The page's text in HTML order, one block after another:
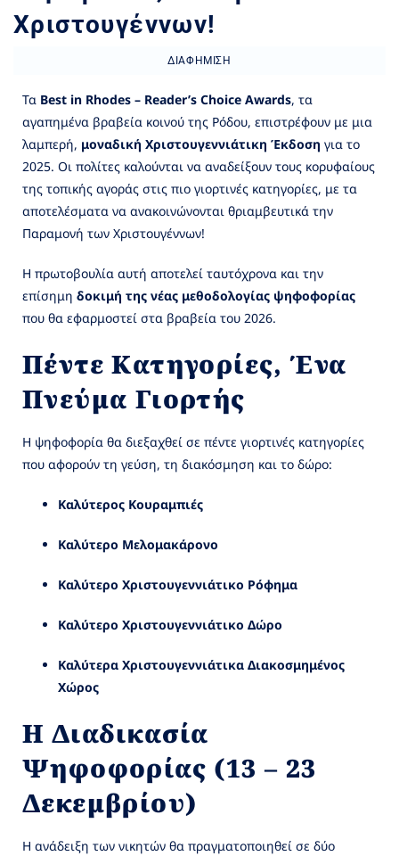
Χριστουγέννων!
ΔΙΑΦΉΜΙΣΗ
Τα Best in Rhodes – Reader’s Choice Awards, τα
αγαπημένα βραβεία κοινού της Ρόδου, επιστρέφουν με μια
λαμπερή, μοναδική Χριστουγεννιάτικη Έκδοση για το
2025. Οι πολίτες καλούνται να αναδείξουν τους κορυφαίους
της τοπικής αγοράς στις πιο γιορτινές κατηγορίες, με τα
αποτελέσματα να ανακοινώνονται θριαμβευτικά την
Παραμονή των Χριστουγέννων!
Η πρωτοβουλία αυτή αποτελεί ταυτόχρονα και την
επίσημη δοκιμή της νέας μεθοδολογίας ψηφοφορίας
που θα εφαρμοστεί στα βραβεία του 2026.
Πέντε Κατηγορίες, Ένα
Πνεύμα Γιορτής
Η ψηφοφορία θα διεξαχθεί σε πέντε γιορτινές κατηγορίες
που αφορούν τη γεύση, τη διακόσμηση και το δώρο:
Καλύτερος Κουραμπιές
Καλύτερο Μελομακάρονο
Καλύτερο Χριστουγεννιάτικο Ρόφημα
Καλύτερο Χριστουγεννιάτικο Δώρο
Καλύτερα Χριστουγεννιάτικα Διακοσμημένος
Χώρος
Η Διαδικασία
Ψηφοφορίας (13 – 23
Δεκεμβρίου)
Η ανάδειξη των νικητών θα πραγματοποιηθεί σε δύο